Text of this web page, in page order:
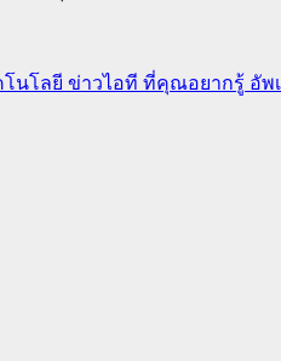
โนโลยี ข่าวไอที ที่คุณอยากรู้ อัพ